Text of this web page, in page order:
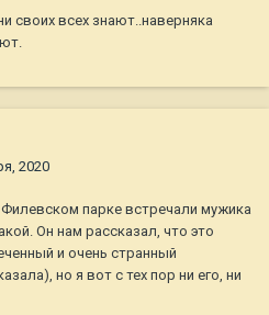
своих всех знают..наверняка
2020
парке встречали мужика
Он нам рассказал, что это
и очень странный
но я вот с тех пор ни его, ни